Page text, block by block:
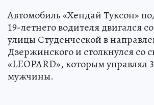
Автомобиль «Хендай Туксон»
19-летнего водителя двигался
улицы Студенческой в
Дзержинского и столкнулся со
«LEOPARD», которым управлял
мужчины.